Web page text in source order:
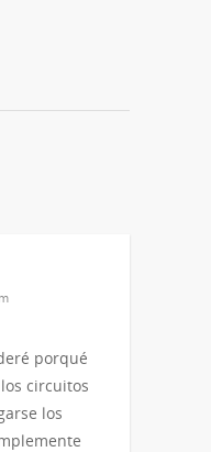
porqué
circuitos
los